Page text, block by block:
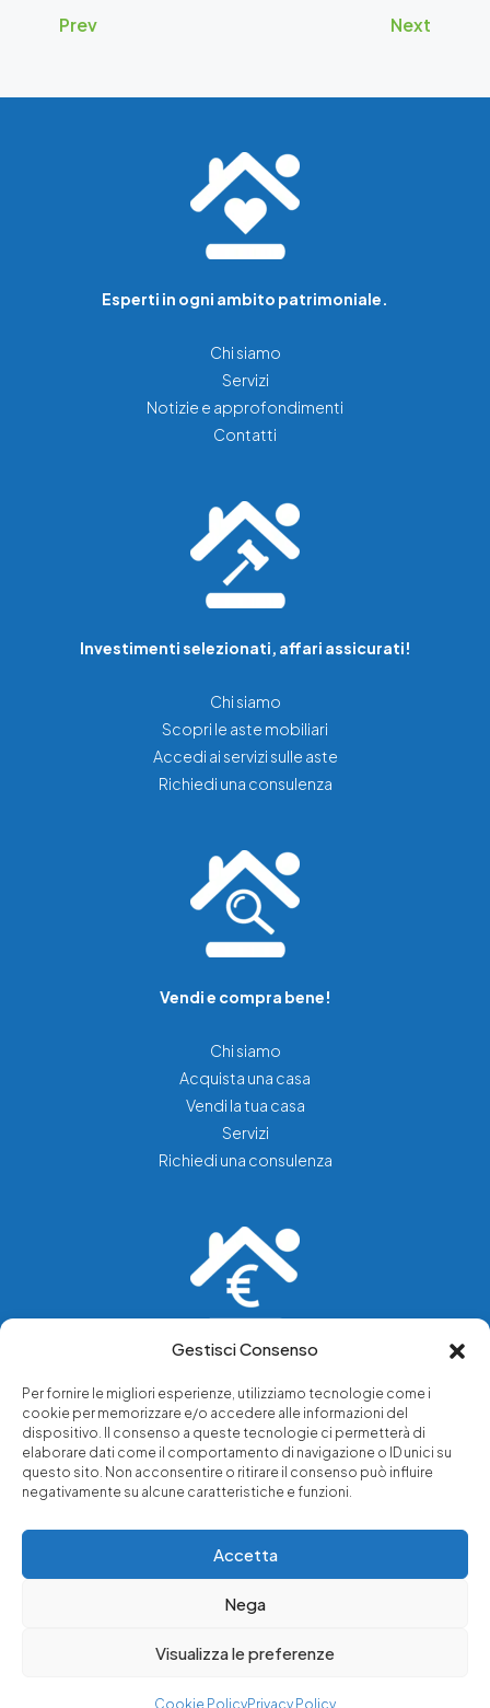
Gestisci Consenso
Per fornire le migliori esperienze, utilizziamo tecnologie come i
cookie per memorizzare e/o accedere alle informazioni del
dispositivo. Il consenso a queste tecnologie ci permetterà di
elaborare dati come il comportamento di navigazione o ID unici su
questo sito. Non acconsentire o ritirare il consenso può influire
negativamente su alcune caratteristiche e funzioni.
Accetta
Nega
Visualizza le preferenze
Cookie PolicyPrivacy Policy
Prev Next
Immobiliare Luffarelli
Esperti in ogni ambito patrimoniale.
Chi siamo
Servizi
Notizie e approfondimenti
Contatti
Investimenti selezionati, affari assicurati!
Chi siamo
Scopri le aste mobiliari
Accedi ai servizi sulle aste
Richiedi una consulenza
Vendi e compra bene!
Chi siamo
Acquista una casa
Vendi la tua casa
Servizi
Richiedi una consulenza
Chi siamo
Servizi di tutela legale
Notizie e approfondimenti
14571101006 - Tutti i diritti riservati